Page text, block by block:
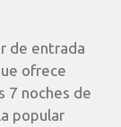
entrada
ofrece
7 noches de
popular